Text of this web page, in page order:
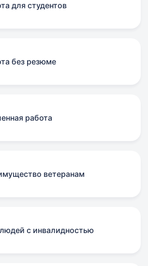
для студентов
без резюме
работа
ветеранам
с инвалидностью